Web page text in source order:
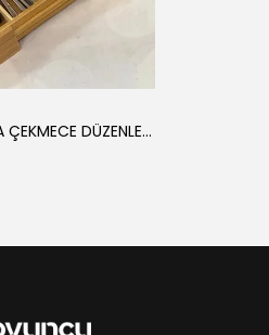
BAMBUM CASSANDRA ÇEKMECE DÜZENLEYİCİ 33/39 CM